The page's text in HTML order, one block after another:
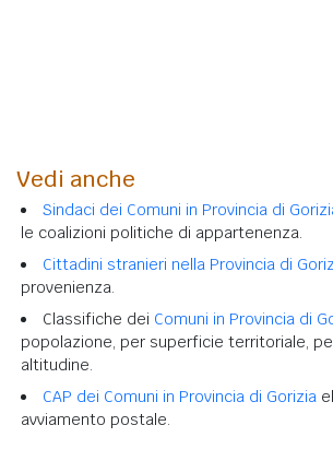
Vedi anche
Sindaci dei Comuni in Provincia di
le coalizioni politiche di appartenenza.
Cittadini stranieri nella Provincia di
provenienza.
Classifiche dei Comuni in Provincia di
popolazione, per superficie territoriale,
altitudine.
CAP dei Comuni in Provincia di Gorizia
avviamento postale.